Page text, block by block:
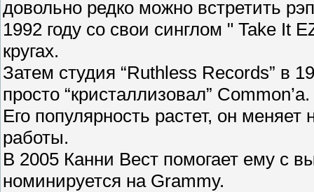
довольно редко можно встретить
1992 году со свои синглом " Take It
кругах.
Затем студия “Ruthless Records” в
просто “кристаллизовал” Common’а.
Его популярность растет, он
работы.
В 2005 Канни Вест помогает ему с
номинируется на Grammy.